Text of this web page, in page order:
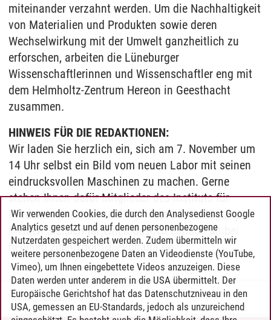
miteinander verzahnt werden. Um die Nachhaltigkeit
von Materialien und Produkten sowie deren
Wechselwirkung mit der Umwelt ganzheitlich zu
erforschen, arbeiten die Lüneburger
Wissenschaftlerinnen und Wissenschaftler eng mit
dem Helmholtz-Zentrum Hereon in Geesthacht
zusammen.
HINWEIS FÜR DIE REDAKTIONEN:
Wir laden Sie herzlich ein, sich am 7. November um
14 Uhr selbst ein Bild vom neuen Labor mit seinen
eindrucksvollen Maschinen zu machen. Gerne
stehen Ihnen dafür Mitglieder des Instituts für
Produktionstechnik und -systeme zur Verfügung.
Melden Sie sich für einen Besuch einfach an bei
henning.zuehlsdorff@leuphana.de
Henning Zühlsdorff/03.11.2023
Wir verwenden Cookies, die durch den Analysedienst Google
Analytics gesetzt und auf denen personenbezogene
Nutzerdaten gespeichert werden. Zudem übermitteln wir
weitere personenbezogene Daten an Videodienste (YouTube,
Vimeo), um Ihnen eingebettete Videos anzuzeigen. Diese
Daten werden unter anderem in die USA übermittelt. Der
Europäische Gerichtshof hat das Datenschutzniveau in den
USA, gemessen an EU-Standards, jedoch als unzureichend